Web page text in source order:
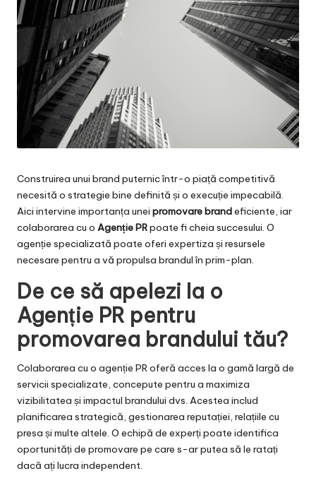
Construirea unui brand puternic într-o piață competitivă
necesită o strategie bine definită și o execuție impecabilă.
Aici intervine importanța unei promovare brandeficiente, iar
colaborarea cu o Agenție PRpoate fi cheia succesului. O
agenție specializată poate oferi expertiza și resursele
necesare pentru a vă propulsa brandul în prim-plan.
De ce să apelezi la o
Agenție PR pentru
promovarea brandului tău?
Colaborarea cu o agenție PRoferă acces la o gamă largă de
servicii specializate, concepute pentru a maximiza
vizibilitatea și impactul brandului dvs. Acestea includ
planificarea strategică, gestionarea reputației, relațiile cu
presa și multe altele. O echipă de experți poate identifica
oportunități de promovare pe care s-ar putea să le ratați
dacă ați lucra independent.